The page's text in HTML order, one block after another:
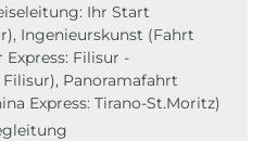
Ihr Start
Ingenieurskunst (Fahrt
Filisur -
Panoramafahrt
Express: Tirano-St.Moritz)